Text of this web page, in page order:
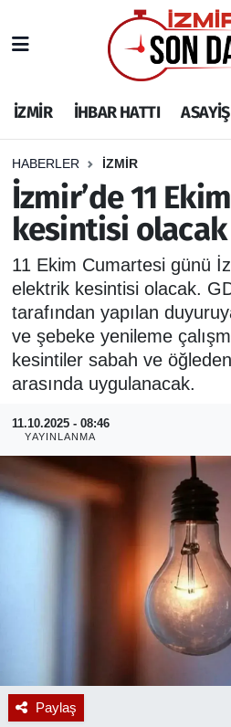
İZMİR İHBAR HATTI ASAYİŞ
HABERLER İZMİR
İzmir’de 11
kesintisi
11 Ekim Cumartesi günü
elektrik kesintisi olacak.
tarafından yapılan
ve şebeke yenileme
kesintiler sabah ve
arasında uygulanacak.
11.10.2025 - 08:46
YAYINLANMA
Paylaş
İHBAR HATTI
DEPREM
GENEL
EKONOMİ
SİYASET
SPOR
ASAYİŞ
RESMİ REKLAM
İzmir Nöbetçi Eczaneler
İzmir Hava Durumu
İzmir Namaz Vakitleri
İzmir Trafik Yoğunluk
Puan Durumu ve Fikstür
Tüm Manşetler
Son Dakika Haberleri
Haber Arşivi